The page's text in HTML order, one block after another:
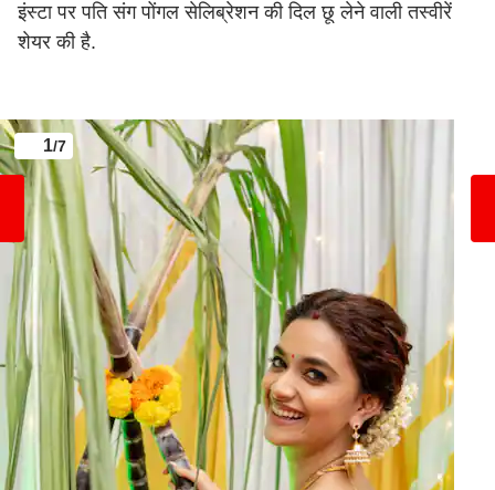
इंस्टा पर पति संग पोंगल सेलिब्रेशन की दिल छू लेने वाली तस्वीरें
शेयर की है.
1/7